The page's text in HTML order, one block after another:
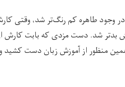
وجود طاهره کم رنگ‌تر شد، وقتی
بدتر شد. دست مزدی که بابت کارش
منظور از آموزش زبان دست